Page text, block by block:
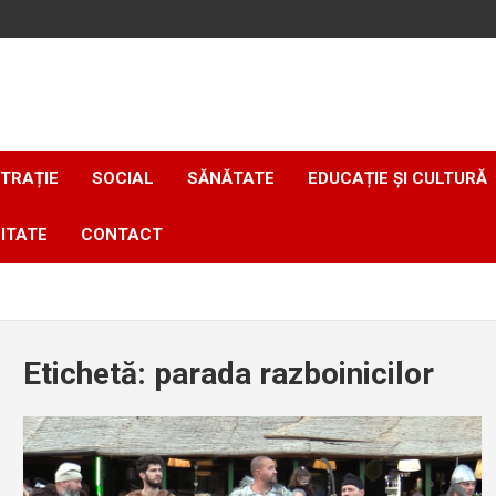
SOCIAL SĂNĂTATE EDUCAȚIE ȘI CULTURĂ
CONTACT
Etichetă: parada razboinicilor